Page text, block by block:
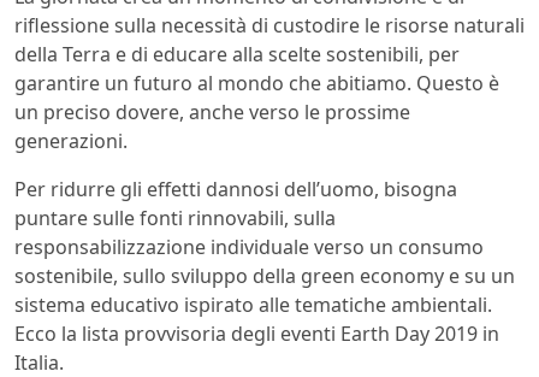
riflessione sulla necessità di custodire le risorse naturali
della Terra e di educare alla scelte sostenibili, per
garantire un futuro al mondo che abitiamo. Questo è
un preciso dovere, anche verso le prossime
generazioni.
Per ridurre gli effetti dannosi dell’uomo, bisogna
puntare sulle fonti rinnovabili, sulla
responsabilizzazione individuale verso un consumo
sostenibile, sullo sviluppo della green economy e su un
sistema educativo ispirato alle tematiche ambientali.
Ecco la lista provvisoria degli eventi Earth Day 2019 in
Italia.